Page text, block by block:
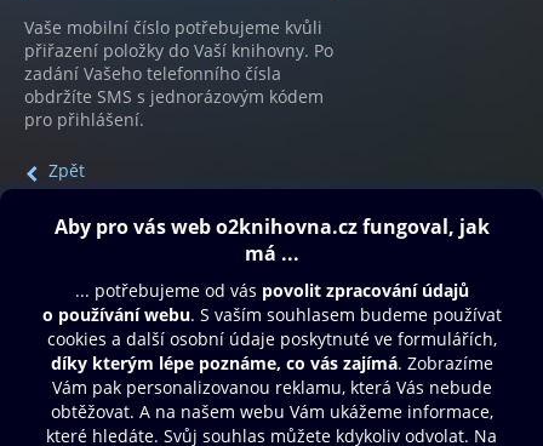
Vaše mobilní číslo potřebujeme kvůli
přiřazení položky do Vaší knihovny. Po
zadání Vašeho telefonního čísla
obdržíte SMS s jednorázovým kódem
pro přihlášení.
Zpět
Obsah ke stažení
Moje O2 Knihovna
Další zábava